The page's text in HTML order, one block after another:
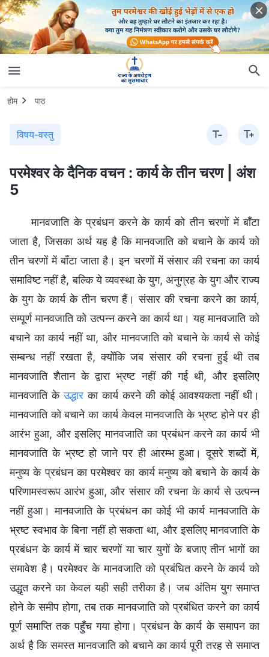
होम पाठ
विषय-वस्तु
परमेश्वर के दैनिक वचन : कार्य के तीन चरण | अंश
5
मानवजाति के प्रबंधन करने के कार्य को तीन चरणों में बाँटा
जाता है, जिसका अर्थ यह है कि मानवजाति को बचाने के कार्य को
तीन चरणों में बाँटा जाता है। इन चरणों में संसार की रचना का कार्य
समाविष्ट नहीं है, बल्कि ये व्यवस्था के युग, अनुग्रह के युग और राज्य
के युग के कार्य के तीन चरण हैं। संसार की रचना करने का कार्य,
सम्पूर्ण मानवजाति को उत्पन्न करने का कार्य था। यह मानवजाति को
बचाने का कार्य नहीं था, और मानवजाति को बचाने के कार्य से कोई
सम्बन्ध नहीं रखता है, क्योंकि जब संसार की रचना हुई थी तब
मानवजाति शैतान के द्वारा भ्रष्ट नहीं की गई थी, और इसलिए
मानवजाति केउद्धार का कार्य करने की कोई आवश्यकता नहीं थी।
मानवजाति को बचाने का कार्य केवल मानवजाति के भ्रष्ट होने पर ही
आरंभ हुआ, और इसलिए मानवजाति का प्रबंधन करने का कार्य भी
मानवजाति के भ्रष्ट हो जाने पर ही आरम्भ हुआ। दूसरे शब्दों में,
मनुष्य के प्रबंधन का परमेश्वर का कार्य मनुष्य को बचाने के कार्य के
परिणामस्वरूप आरंभ हुआ, और संसार की रचना के कार्य से उत्पन्न
नहीं हुआ। मानवजाति के प्रबंधन का कोई भी कार्य मानवजाति के
भ्रष्ट स्वभाव के बिना नहीं हो सकता था, और इसलिए मानवजाति के
प्रबंधन के कार्य में चार चरणों या चार युगों के बजाए तीन भागों का
समावेश है। परमेश्वर के मानवजाति को प्रबंधित करने के कार्य को
उद्धृत करने का केवल यही सही तरीका है। जब अंतिम युग समाप्त
होने के समीप होगा, तब तक मानवजाति को प्रबंधित करने का कार्य
पूर्ण समाप्ति तक पहुँच गया होगा। प्रबंधन के कार्य के समापन का
अर्थ है कि समस्त मानवजाति को बचाने का कार्य पूरी तरह से समाप्त